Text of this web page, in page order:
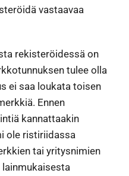
vastaavaa
rekisteröidessä on
tulee olla
ei saa loukata toisen
Ennen
kannattaakin
ole ristiriidassa
tai yritysnimien